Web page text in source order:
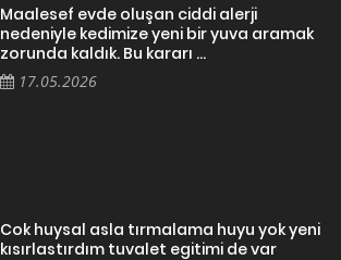
Maalesef evde oluşan ciddi alerji
nedeniyle kedimize yeni bir yuva aramak
zorunda kaldık. Bu kararı ...
17.05.2026
Cok huysal asla tırmalama huyu yok yeni
kısırlastırdım tuvalet egitimi de var